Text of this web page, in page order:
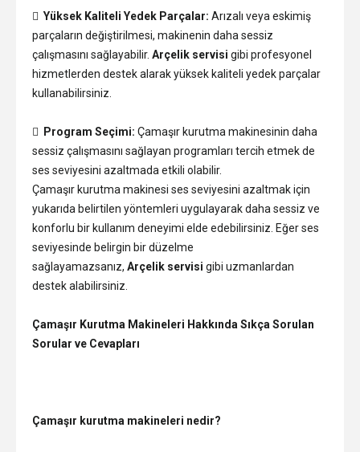
 Yüksek Kaliteli Yedek Parçalar: Arızalı veya eskimiş
parçaların değiştirilmesi, makinenin daha sessiz
çalışmasını sağlayabilir. Arçelik servisi gibi profesyonel
hizmetlerden destek alarak yüksek kaliteli yedek parçalar
kullanabilirsiniz.
 Program Seçimi: Çamaşır kurutma makinesinin daha
sessiz çalışmasını sağlayan programları tercih etmek de
ses seviyesini azaltmada etkili olabilir.
Çamaşır kurutma makinesi ses seviyesini azaltmak için
yukarıda belirtilen yöntemleri uygulayarak daha sessiz ve
konforlu bir kullanım deneyimi elde edebilirsiniz. Eğer ses
seviyesinde belirgin bir düzelme
sağlayamazsanız, Arçelik servisi gibi uzmanlardan
destek alabilirsiniz.
Çamaşır Kurutma Makineleri Hakkında Sıkça Sorulan
Sorular ve Cevapları
Çamaşır kurutma makineleri nedir?